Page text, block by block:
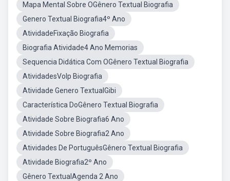
Mapa Mental Sobre OGênero Textual Biografia
Genero Textual Biografia4º Ano
AtividadeFixação Biografia
Biografia Atividade4 Ano Memorias
Sequencia Didática Com OGênero Textual Biografia
AtividadesVolp Biografia
Atividade Genero TextualGibi
Característica DoGênero Textual Biografia
Atividade Sobre Biografia6 Ano
Atividade Sobre Biografia2 Ano
Atividades De PortuguêsGênero Textual Biografia
Atividade Biografia2º Ano
Gênero TextualAgenda 2 Ano